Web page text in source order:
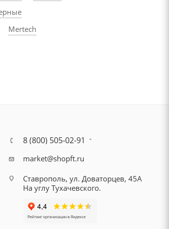
Mertech
8 (800) 505-02-91
market@shopft.ru
Ставрополь, ул. Доваторцев, 45А
На углу Тухачевского.